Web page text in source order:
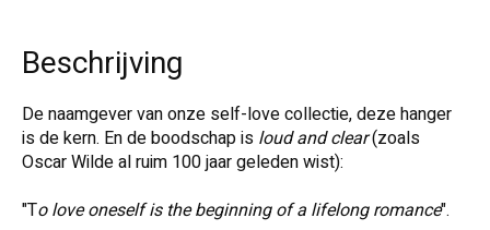
Beschrijving
De naamgever van onze self-love collectie, deze hanger
is de kern. En de boodschap is loud and clear(zoals
Oscar Wilde al ruim 100 jaar geleden wist):
"To love oneself is the beginning of a lifelong romance".